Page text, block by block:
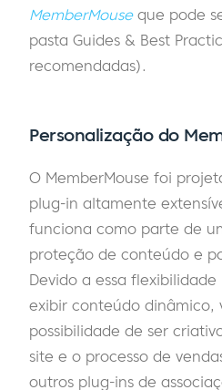
MemberMouseque pode
pasta Guides & Best
recomendadas).
Personalização do
O MemberMouse foi
plug-in altamente
funciona como parte de
proteção de conteúdo e
Devido a essa
exibir conteúdo dinâmico,
possibilidade de ser
site e o processo de
outros plug-ins de